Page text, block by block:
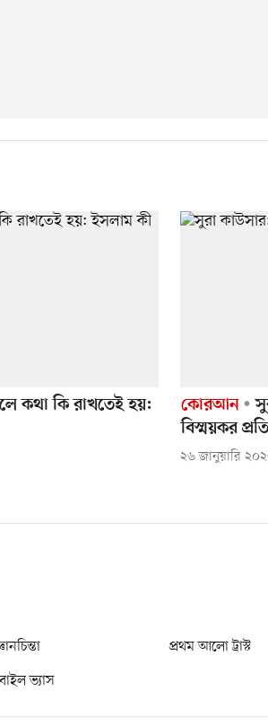
কথা কি রাখতেই হয়:
কোরআন
বিস্ময়কর
২৬ জানুয়ারি
প্রথম আলো ট্রাস্ট
ভ্যাস